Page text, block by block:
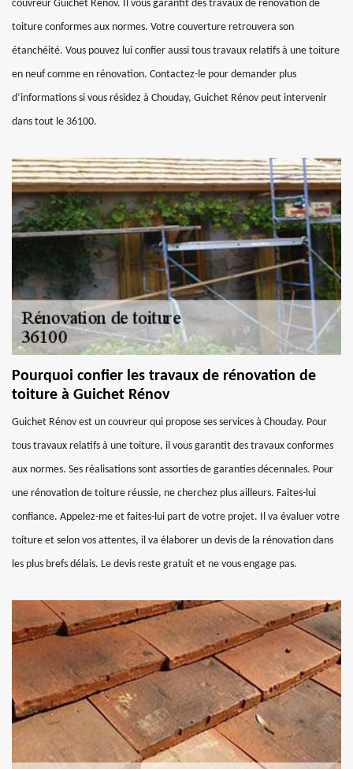
couvreur Guichet Rénov. Il vous garantit des travaux de rénovation de
toiture conformes aux normes. Votre couverture retrouvera son
étanchéité. Vous pouvez lui confier aussi tous travaux relatifs à une toiture
en neuf comme en rénovation. Contactez-le pour demander plus
d’informations si vous résidez à Chouday, Guichet Rénov peut intervenir
dans tout le 36100.
Pourquoi confier les travaux de rénovation de
toiture à Guichet Rénov
Guichet Rénov est un couvreur qui propose ses services à Chouday. Pour
tous travaux relatifs à une toiture, il vous garantit des travaux conformes
aux normes. Ses réalisations sont assorties de garanties décennales. Pour
une rénovation de toiture réussie, ne cherchez plus ailleurs. Faites-lui
confiance. Appelez-me et faites-lui part de votre projet. Il va évaluer votre
toiture et selon vos attentes, il va élaborer un devis de la rénovation dans
les plus brefs délais. Le devis reste gratuit et ne vous engage pas.